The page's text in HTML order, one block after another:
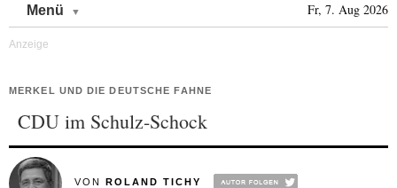
Menü Fr, 7. Aug 2026
MERKEL UND DIE DEUTSCHE FAHNE
CDU im Schulz-Schock
VON ROLAND TICHY